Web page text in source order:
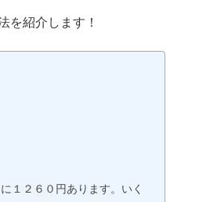
を紹介します！
１２６０円あります。いく